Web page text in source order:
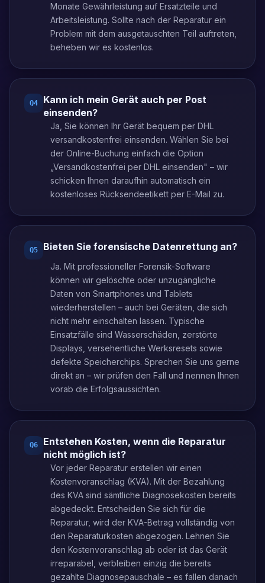
Monate Gewährleistung auf Ersatzteile und
Arbeitsleistung. Sollte nach der Reparatur ein
Problem mit dem ausgetauschten Teil auftreten,
beheben wir es kostenlos.
Q4
Kann ich mein Gerät auch per Post
einsenden?
Ja, Sie können Ihr Gerät bequem per DHL
versandkostenfrei einsenden. Wählen Sie bei
der Online-Buchung einfach die Option
„Versandkostenfrei per DHL einsenden" – wir
schicken Ihnen daraufhin automatisch ein
kostenloses Rücksendeetikett per E-Mail zu.
Q5 Bieten Sie forensische Datenrettung an?
Ja. Mit professioneller Forensik-Software
können wir gelöschte oder unzugängliche
Daten von Smartphones und Tablets
wiederherstellen – auch bei Geräten, die sich
nicht mehr einschalten lassen. Typische
Einsatzfälle sind Wasserschäden, zerstörte
Displays, versehentliche Werksresets sowie
defekte Speicherchips. Sprechen Sie uns gerne
direkt an – wir prüfen den Fall und nennen Ihnen
vorab die Erfolgsaussichten.
Q6
Entstehen Kosten, wenn die Reparatur
nicht möglich ist?
Vor jeder Reparatur erstellen wir einen
Kostenvoranschlag (KVA). Mit der Bezahlung
des KVA sind sämtliche Diagnosekosten bereits
abgedeckt. Entscheiden Sie sich für die
Reparatur, wird der KVA-Betrag vollständig von
den Reparaturkosten abgezogen. Lehnen Sie
den Kostenvoranschlag ab oder ist das Gerät
irreparabel, verbleiben einzig die bereits
gezahlte Diagnosepauschale – es fallen danach